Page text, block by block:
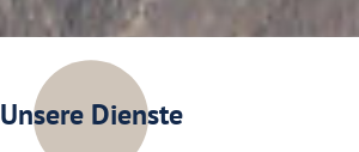
Unsere Dienste